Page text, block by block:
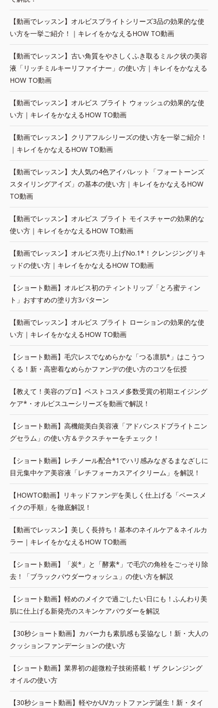
【動画でレッスン】オルビスブライトシリーズ3品の効果的な使
い方を一挙ご紹介！｜キレイをかなえるHOW TO動画
【動画でレッスン】古い角質をやさしくふき取るミルク状の美容
液「リッチミルキーリファイナー」の使い方｜キレイをかなえる
HOW TO動画
【動画でレッスン】オルビス ブライト ウォッシュの効果的な使
い方｜キレイをかなえるHOW TO動画
【動画でレッスン】クリアフルシリーズの使い方を一挙ご紹介！
｜キレイをかなえるHOW TO動画
【動画でレッスン】大人気の4色アイパレット「フォートーンズ
スタイリングアイズ」の基本の使い方｜キレイをかなえるHOW
TO動画
【動画でレッスン】オルビス ブライト モイスチャーの効果的な
使い方｜キレイをかなえるHOW TO動画
【動画でレッスン】オルビス売り上げNo.1*！クレンジングリキ
ッドの使い方｜キレイをかなえるHOW TO動画
【ショート動画】オルビス初のティントリップ「とろ蜜ティン
ト」おすすめの塗り方3パターン
【動画でレッスン】オルビス ブライト ローションの効果的な使
い方｜キレイをかなえるHOW TO動画
【ショート動画】毛穴レスでなめらかな「つる凛肌*」はこうつ
くる！新・高密着なめらかファンデの使い方のコツを伝授
【教えて！美容のプロ】ベストコスメ多数受賞の初期エイジング
ケア*・オルビスユーシリーズを動画で解説！
【ショート動画】高機能美白美容液「アドバンスドブライトニン
グセラム」の使い方＆テクスチャーをチェック！
【ショート動画】レチノール配合*1でハリ感みなぎるまなざしに
目元集中ケア美容液「レチフォーカスアイクリーム」を解説！
【HOWTO動画】リキッドファンデを美しく仕上げる「ベースメ
イクの手順」を徹底解説！
【動画でレッスン】美しく長持ち！基本のネイルケア＆ネイルカ
ラー｜キレイをかなえるHOW TO動画
【ショート動画】「炭*」と「酵素*」で毛穴の角栓をごっそり除
去！「ブラックパウダーウォッシュ」の使い方を解説
【ショート動画】軽めのメイクで過ごしたい日にも！ふんわり美
肌に仕上げる新発売のスキンケアパウダーを解説
【30秒ショート動画】カバー力も素肌感も妥協なし！新・大人の
クッションファンデーションの使い方
【ショート動画】業界初の超微粒子技術搭載！ザ クレンジング
オイルの使い方
【30秒ショート動画】軽やかUVカットファンデ誕生！新・タイ